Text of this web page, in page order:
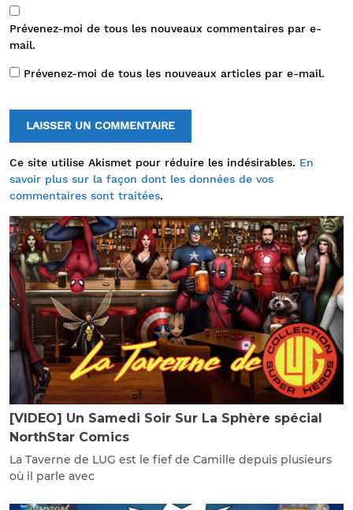
Prévenez-moi de tous les nouveaux commentaires par e-
mail.
Prévenez-moi de tous les nouveaux articles par e-mail.
Ce site utilise Akismet pour réduire les indésirables. En
savoir plus sur la façon dont les données de vos
commentaires sont traitées.
[VIDEO] Un Samedi Soir Sur La Sphère spécial
NorthStar Comics
La Taverne de LUG est le fief de Camille depuis plusieurs
où il parle avec